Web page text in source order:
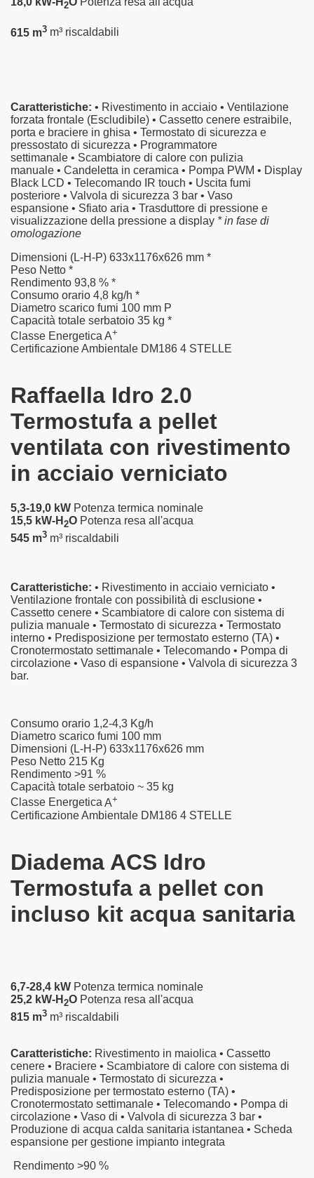
2
615 m3 m³ riscaldabili
Caratteristiche: • Rivestimento in acciaio • Ventilazione
forzata frontale (Escludibile) • Cassetto cenere estraibile,
porta e braciere in ghisa • Termostato di sicurezza e
pressostato di sicurezza • Programmatore
settimanale • Scambiatore di calore con pulizia
manuale • Candeletta in ceramica • Pompa PWM • Display
Black LCD • Telecomando IR touch • Uscita fumi
posteriore • Valvola di sicurezza 3 bar • Vaso
espansione • Sfiato aria • Trasduttore di pressione e
visualizzazione della pressione a display * in fase di
omologazione
Dimensioni (L-H-P) 633x1176x626 mm *
Peso Netto *
Rendimento 93,8 % *
Consumo orario 4,8 kg/h *
Diametro scarico fumi 100 mm P
Capacità totale serbatoio 35 kg *
Classe Energetica A+
Certificazione Ambientale DM186 4 STELLE
Raffaella Idro 2.0
Termostufa a pellet
ventilata con rivestimento
in acciaio verniciato
5,3-19,0 kW Potenza termica nominale
15,5 kW-H 2O Potenza resa all'acqua
545 m3 m³ riscaldabili
Caratteristiche: • Rivestimento in acciaio verniciato •
Ventilazione frontale con possibilità di esclusione •
Cassetto cenere • Scambiatore di calore con sistema di
pulizia manuale • Termostato di sicurezza • Termostato
interno • Predisposizione per termostato esterno (TA) •
Cronotermostato settimanale • Telecomando • Pompa di
circolazione • Vaso di espansione • Valvola di sicurezza 3
bar.
Consumo orario 1,2-4,3 Kg/h
Diametro scarico fumi 100 mm
Dimensioni (L-H-P) 633x1176x626 mm
Peso Netto 215 Kg
Rendimento >91 %
Capacità totale serbatoio ~ 35 kg
Classe EnergeticaA+
Certificazione Ambientale DM186 4 STELLE
Diadema ACS Idro
Termostufa a pellet con
incluso kit acqua sanitaria
6,7-28,4 kW Potenza termica nominale
25,2 kW-H 2O Potenza resa all'acqua
815 m3 m³ riscaldabili
Caratteristiche: Rivestimento in maiolica • Cassetto
cenere • Braciere • Scambiatore di calore con sistema di
pulizia manuale • Termostato di sicurezza •
Predisposizione per termostato esterno (TA) •
Cronotermostato settimanale • Telecomando • Pompa di
circolazione • Vaso di • Valvola di sicurezza 3 bar •
Produzione di acqua calda sanitaria istantanea • Scheda
espansione per gestione impianto integrata
Rendimento >90 %